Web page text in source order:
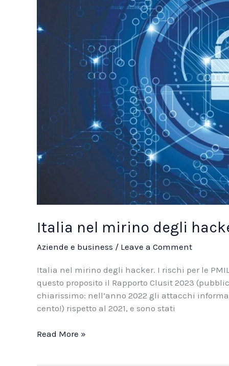
Italia nel mirino degli
Aziende e business / Leave a Comment
Italia nel mirino degli hacker. I rischi per le
questo proposito il Rapporto Clusit 2023
chiarissimo: nell’anno 2022 gli attacchi
cento!) rispetto al 2021, e sono stati
Italia
Read More »